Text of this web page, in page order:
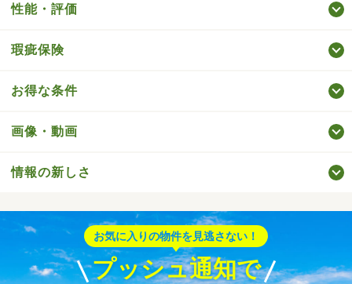
性能・評価
瑕疵保険
お得な条件
画像・動画
情報の新しさ
お気に入りの物件を見逃さない！
プッシュ通知で